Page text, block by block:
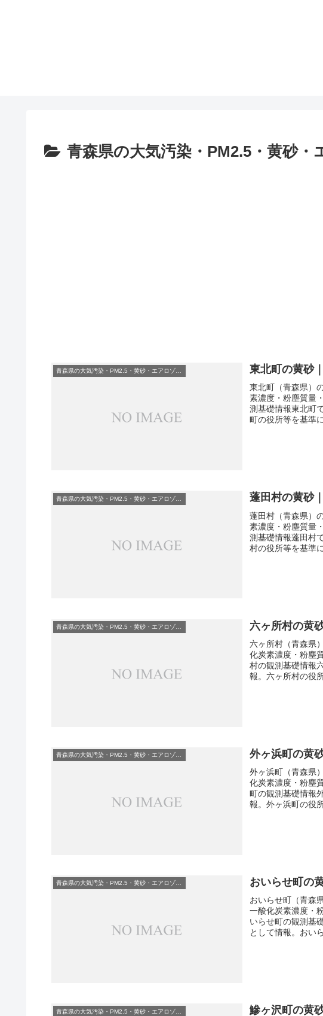
青森県の大気汚染・PM2.5・黄砂・
東北町の黄砂
東北町（青森県）
素濃度・粉塵質量
測基礎情報東北町
町の役所等を基準
蓬田村の黄砂
蓬田村（青森県）
素濃度・粉塵質量
測基礎情報蓬田村
村の役所等を基準
六ヶ所村の黄
六ヶ所村（青森県
化炭素濃度・粉塵
村の観測基礎情報
報。六ヶ所村の役
外ヶ浜町の黄
外ヶ浜町（青森県
化炭素濃度・粉塵
町の観測基礎情報
報。外ヶ浜町の役
青森県の大気汚染・PM2.5・黄砂・エアロゾルの数値 おいらせ町の
おいらせ町（青森
一酸化炭素濃度・
いらせ町の観測基
として情報。おい
鰺ヶ沢町の黄